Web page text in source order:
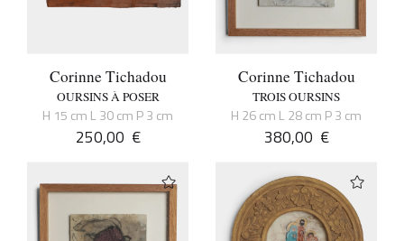
Corinne Tichadou
OURSINS À POSER
H 15 cm L 30 cm P 3 cm
250,00 €
Corinne Tichadou
TROIS OURSINS
H 26 cm L 28 cm P 3 cm
380,00 €